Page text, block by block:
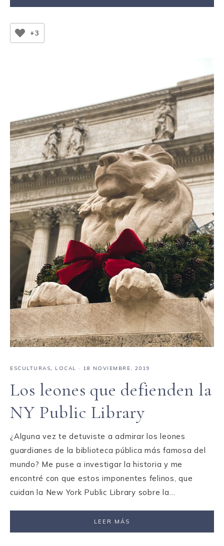
+3
ESCULTURAS, LOCAL · 18 NOVIEMBRE, 2019
Los leones que defienden la
NY Public Library
¿Alguna vez te detuviste a admirar los leones
guardianes de la biblioteca pública más famosa del
mundo? Me puse a investigar la historia y me
encontré con que estos imponentes felinos, que
cuidan la New York Public Library sobre la…
LEER MÁS